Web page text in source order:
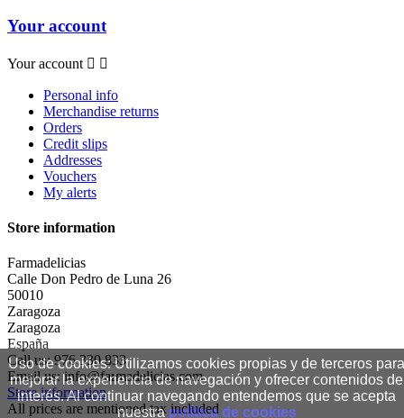
Your account
Your account  
Personal info
Merchandise returns
Orders
Credit slips
Addresses
Vouchers
My alerts
Store information
Farmadelicias
Calle Don Pedro de Luna 26
50010
Zaragoza
Zaragoza
España
Call us:976 330 833
Email us:info@farmadelicias.com
Store information
Uso de cookies: Utilizamos cookies propias y de terceros para
mejorar la experiencia de navegación y ofrecer contenidos de
interés. Al continuar navegando entendemos que se acepta
nuestrapolítica de cookies
All prices are mentioned tax included